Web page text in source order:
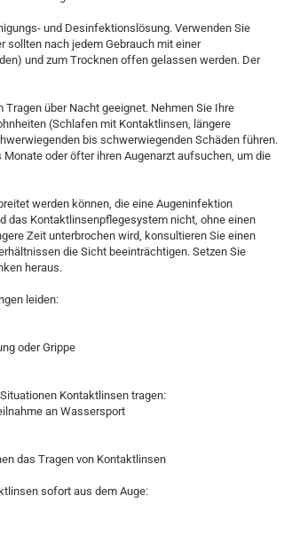
und Desinfektionslösung. Verwenden Sie
sollten nach jedem Gebrauch mit einer
und zum Trocknen offen gelassen werden. Der
über Nacht geeignet. Nehmen Sie Ihre
(Schlafen mit Kontaktlinsen, längere
bis schwerwiegenden Schäden führen.
oder öfter ihren Augenarzt aufsuchen, um die
werden können, die eine Augeninfektion
das Kontaktlinsenpflegesystem nicht, ohne einen
Zeit unterbrochen wird, konsultieren Sie einen
die Sicht beeinträchtigen. Setzen Sie
heraus.
leiden:
oder Grippe
Kontaktlinsen tragen:
an Wassersport
das Tragen von Kontaktlinsen
sofort aus dem Auge: